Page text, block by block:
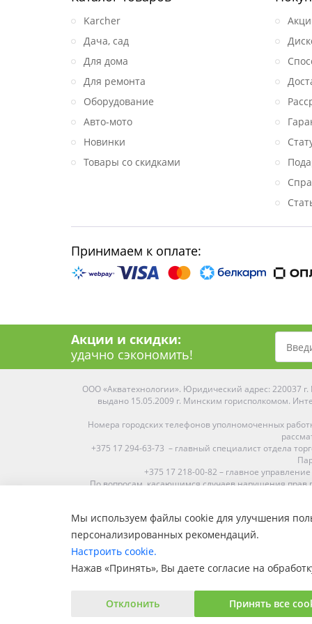
Karcher
Дача, сад
Для дома
Для ремонта
Оборудование
Авто-мото
Новинки
Товары со скидками
Принимаем к оплате:
Акции и скидки:
удачно сэкономить!
ООО «Акватехнологии». Юридический адрес: 220037
выдано 15.05.2009 г. Минским горисполкомом.
Номера городских телефонов уполномоченных
+375 17 294-63-73 – главный специалист отдела
+375 17 218-00-82 – главное
По вопросам, касающимся случаев нарушения прав
Средняя оценка:4.9 из5
Наши магазины представлены в Минске, Бресте,
Мы используем файлы cookie для улучшения
персонализированных рекомендаций.
Настроить cookie.
Нажав «Принять», Вы даете согласие на
Отклонить Принять все